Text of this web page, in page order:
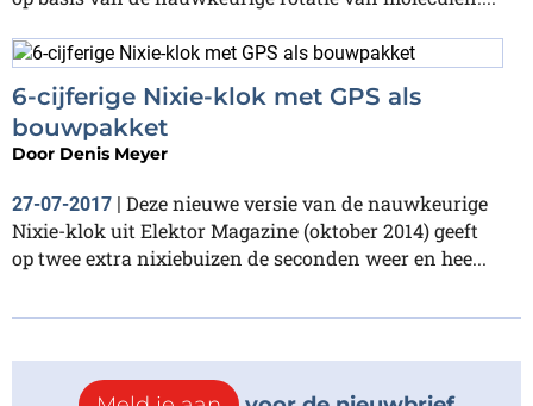
6-cijferige Nixie-klok met GPS als
bouwpakket
Door Denis Meyer
27-07-2017 | Deze nieuwe versie van de nauwkeurige
Nixie-klok uit Elektor Magazine (oktober 2014) geeft
op twee extra nixiebuizen de seconden weer en hee...